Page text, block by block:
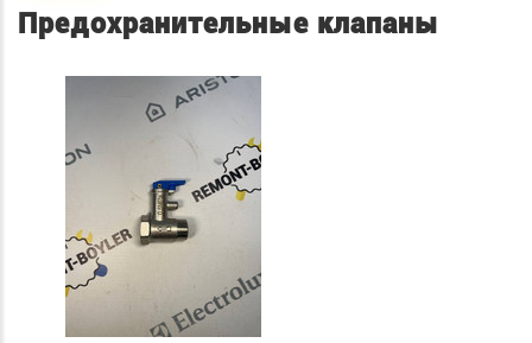
Предохранительные клапаны